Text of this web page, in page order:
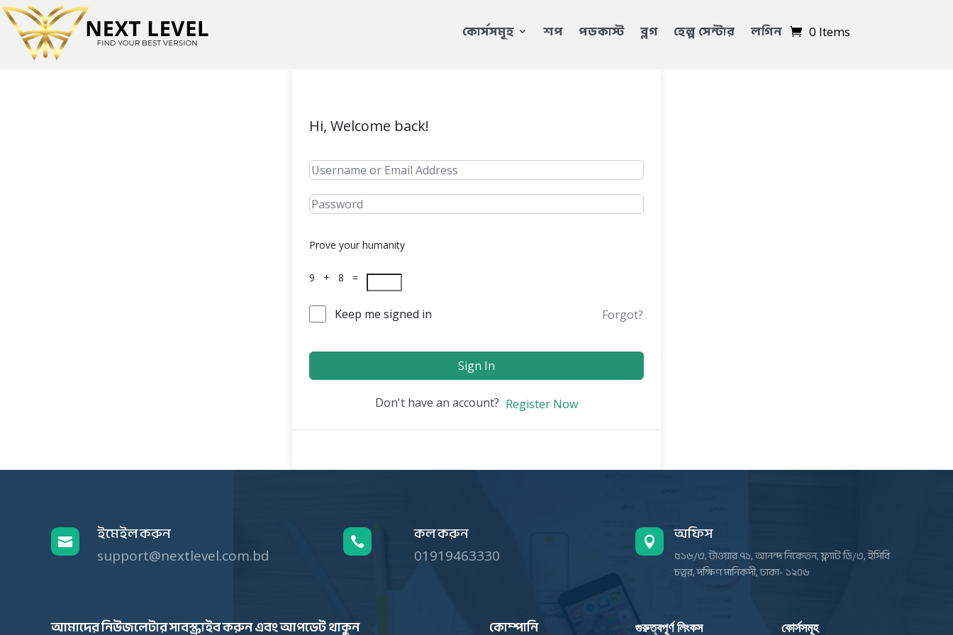
কোর্সসমূহ শপ পডকাস্ট ব্লগ হেল্প সেন্টার লগিন 0 Items
Hi, Welcome back!
Prove your humanity
9 + 8 =
Keep me signed in Forgot?
Sign In
Don't have an account? Register Now
 ইমেইল করুন
support@nextlevel.com.bd
 কল করুন
01919463330
 অফিস
৫১৬/৩, টাওয়ার ৭১, আনন্দ নিকেতন, ফ্ল্যাট ডি/৩, ইসিবি
চত্বর, দক্ষিণ মানিকদী, ঢাকা- ১২০৬
আমাদের নিউজলেটার সাবস্ক্রাইব করুন এবং আপডেট থাকুন কোম্পানি গুরুত্বপূর্ণ লিংকস কোর্সসমূহ